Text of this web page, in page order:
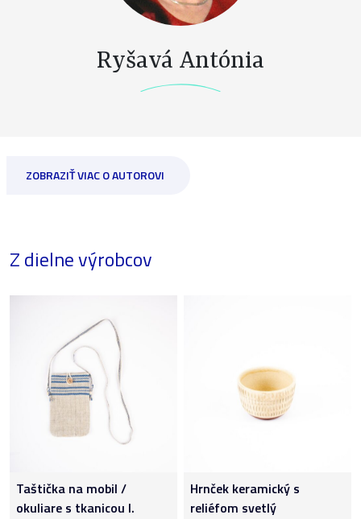
Ryšavá Antónia
ZOBRAZIŤ VIAC O AUTOROVI
Z dielne výrobcov
Taštička na mobil /
okuliare s tkanicou I.
Hrnček keramický s
reliéfom svetlý